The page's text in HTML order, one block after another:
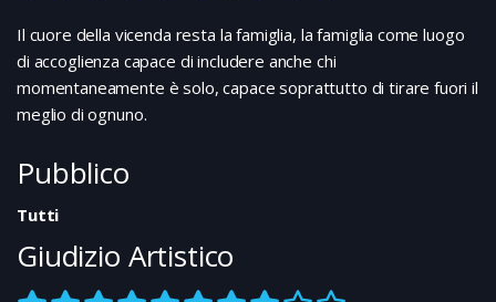
Il cuore della vicenda resta la famiglia, la famiglia come luogo
di accoglienza capace di includere anche chi
momentaneamente è solo, capace soprattutto di tirare fuori il
meglio di ognuno.
Pubblico
Tutti
Giudizio Artistico